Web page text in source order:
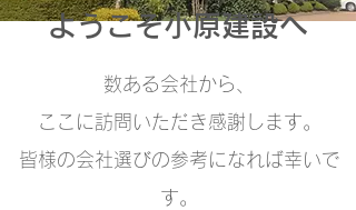
​ようこそ小原建設へ
数ある会社から、
ここに訪問いただき感謝します。
​皆様の会社選びの参考になれば幸いで
す。